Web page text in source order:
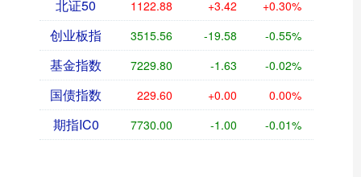
北证50 1122.88 +3.42 +0.30%
创业板指 3515.56 -19.58 -0.55%
基金指数 7229.80 -1.63 -0.02%
国债指数 229.60 +0.00 0.00%
期指IC0 7730.00 -1.00 -0.01%